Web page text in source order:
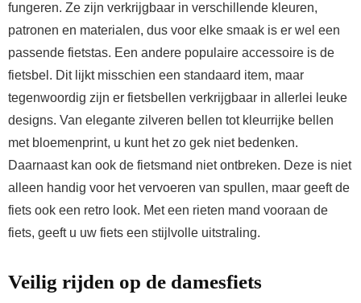
fungeren. Ze zijn verkrijgbaar in verschillende kleuren,
patronen en materialen, dus voor elke smaak is er wel een
passende fietstas. Een andere populaire accessoire is de
fietsbel. Dit lijkt misschien een standaard item, maar
tegenwoordig zijn er fietsbellen verkrijgbaar in allerlei leuke
designs. Van elegante zilveren bellen tot kleurrijke bellen
met bloemenprint, u kunt het zo gek niet bedenken.
Daarnaast kan ook de fietsmand niet ontbreken. Deze is niet
alleen handig voor het vervoeren van spullen, maar geeft de
fiets ook een retro look. Met een rieten mand vooraan de
fiets, geeft u uw fiets een stijlvolle uitstraling.
Veilig rijden op de damesfiets